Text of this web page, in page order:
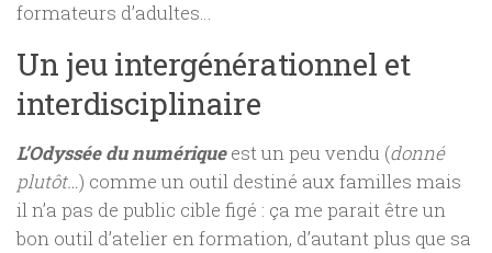
formateurs d’adultes…
Un jeu intergénérationnel et
interdisciplinaire
L’Odyssée du numériqueest un peu vendu (donné
plutôt…) comme un outil destiné aux familles mais
il n’a pas de public cible figé : ça me parait être un
bon outil d’atelier en formation, d’autant plus que sa